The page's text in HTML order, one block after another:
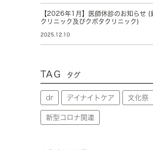
【2026年1月】医師休診のお知らせ (
クリニック及びクボタクリニック)
2025.12.10
TAG タグ
dr デイナイトケア 文化祭
新型コロナ関連